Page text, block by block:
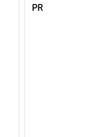
ブ
PR